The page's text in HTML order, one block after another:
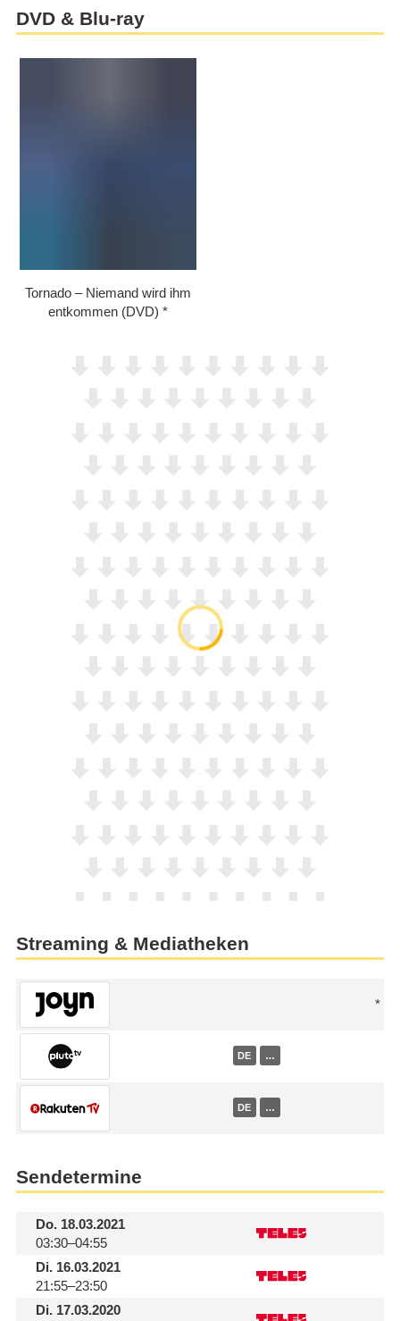
DVD & Blu-ray
Tornado – Niemand wird ihm
entkommen (DVD)
Streaming & Mediatheken
DE …
DE …
Sendetermine
Do.18.03.2021
03:30–04:55
Di.16.03.2021
21:55–23:50
Di.17.03.2020